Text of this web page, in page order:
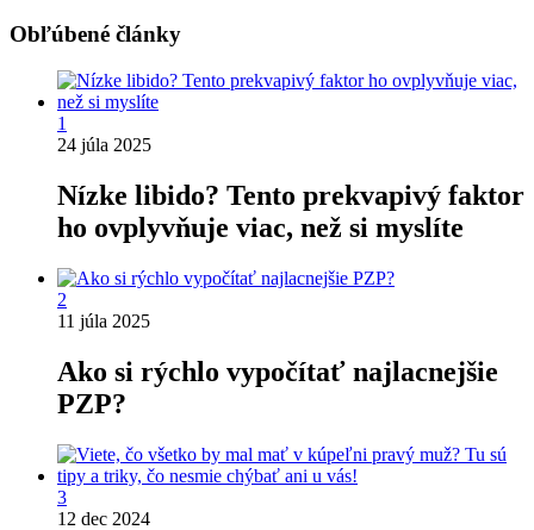
Obľúbené články
1
24 júla 2025
Nízke libido? Tento prekvapivý faktor
ho ovplyvňuje viac, než si myslíte
2
11 júla 2025
Ako si rýchlo vypočítať najlacnejšie
PZP?
3
12 dec 2024